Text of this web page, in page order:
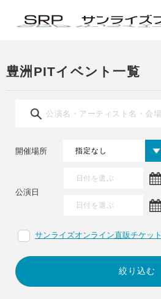
豊洲PITイベント一覧
公演日
開催場所
サンライズオンライン直販チケット